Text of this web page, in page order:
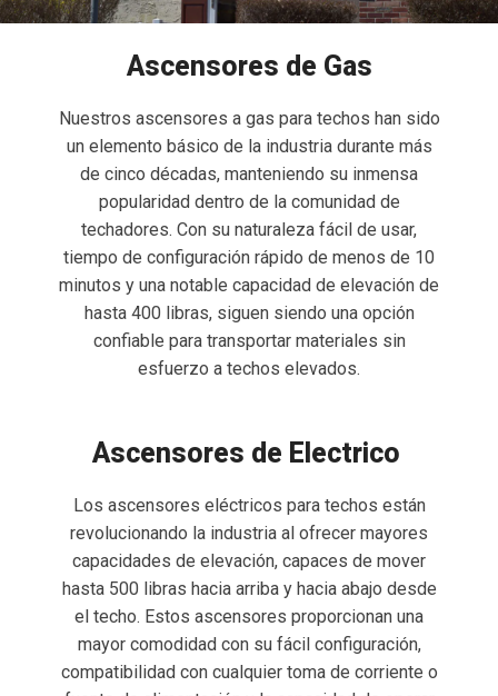
Ascensores de Gas
Nuestros ascensores a gas para techos han sido
un elemento básico de la industria durante más
de cinco décadas, manteniendo su inmensa
popularidad dentro de la comunidad de
techadores. Con su naturaleza fácil de usar,
tiempo de configuración rápido de menos de 10
minutos y una notable capacidad de elevación de
hasta 400 libras, siguen siendo una opción
confiable para transportar materiales sin
esfuerzo a techos elevados.
Ascensores de Electrico
Los ascensores eléctricos para techos están
revolucionando la industria al ofrecer mayores
capacidades de elevación, capaces de mover
hasta 500 libras hacia arriba y hacia abajo desde
el techo. Estos ascensores proporcionan una
mayor comodidad con su fácil configuración,
compatibilidad con cualquier toma de corriente o